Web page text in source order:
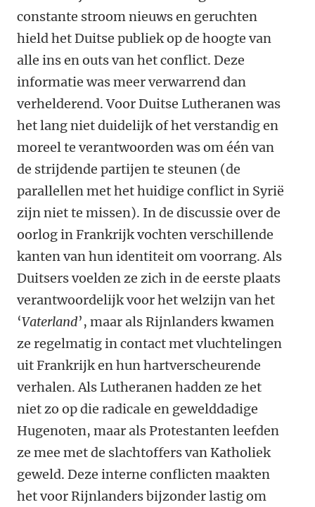
constante stroom nieuws en geruchten
hield het Duitse publiek op de hoogte van
alle ins en outs van het conflict. Deze
informatie was meer verwarrend dan
verhelderend. Voor Duitse Lutheranen was
het lang niet duidelijk of het verstandig en
moreel te verantwoorden was om één van
de strijdende partijen te steunen (de
parallellen met het huidige conflict in Syrië
zijn niet te missen). In de discussie over de
oorlog in Frankrijk vochten verschillende
kanten van hun identiteit om voorrang. Als
Duitsers voelden ze zich in de eerste plaats
verantwoordelijk voor het welzijn van het
‘Vaterland’, maar als Rijnlanders kwamen
ze regelmatig in contact met vluchtelingen
uit Frankrijk en hun hartverscheurende
verhalen. Als Lutheranen hadden ze het
niet zo op die radicale en gewelddadige
Hugenoten, maar als Protestanten leefden
ze mee met de slachtoffers van Katholiek
geweld. Deze interne conflicten maakten
het voor Rijnlanders bijzonder lastig om